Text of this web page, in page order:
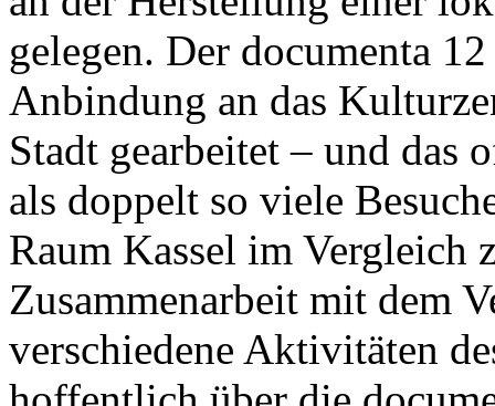
gelegen. Der documenta
Anbindung an das
Stadt gearbeitet – und das
als doppelt so viele
Raum Kassel im Vergleich
Zusammenarbeit mit dem
verschiedene Aktivitäten